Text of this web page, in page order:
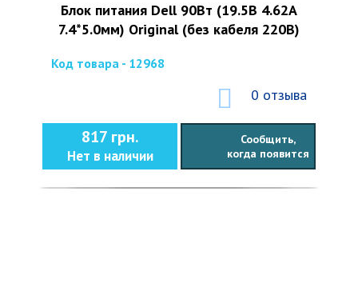
Блок питания Dell 90Вт (19.5В 4.62А
7.4*5.0мм) Original (без кабеля 220В)
Код товара - 12968
0 отзыва
817 грн.
Нет в наличии
Сообщить,
когда появится